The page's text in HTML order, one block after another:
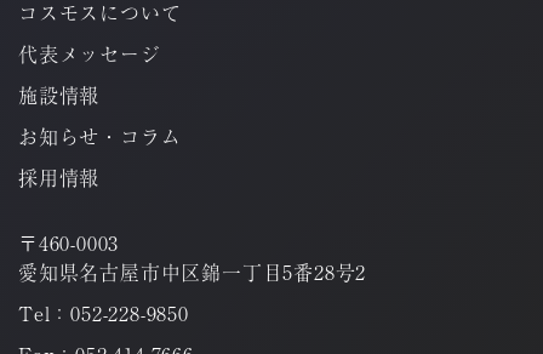
コスモスについて
代表メッセージ
施設情報
お知らせ・コラム
採用情報
〒460-0003
愛知県名古屋市中区錦一丁目5番28号2
Tel：052-228-9850